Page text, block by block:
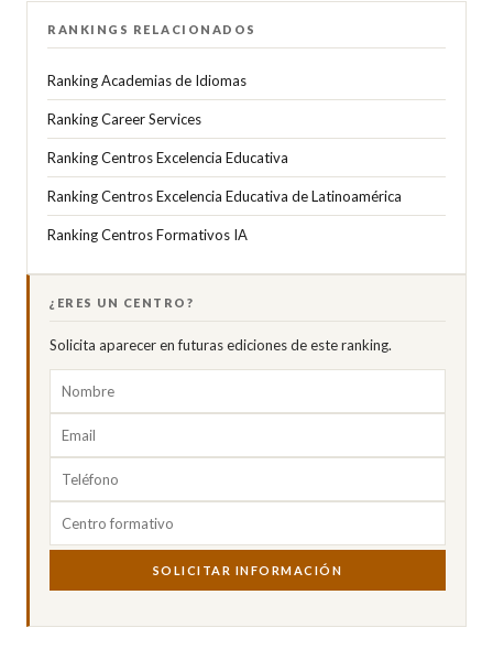
RANKINGS RELACIONADOS
Ranking Academias de Idiomas
Ranking Career Services
Ranking Centros Excelencia Educativa
Ranking Centros Excelencia Educativa de Latinoamérica
Ranking Centros Formativos IA
¿ERES UN CENTRO?
Solicita aparecer en futuras ediciones de este ranking.
SOLICITAR INFORMACIÓN